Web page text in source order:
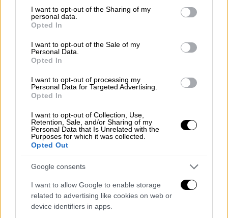
not limited to your visit or usage behaviour. You may click to
grant or deny consent to Google and its third-party tags to
use your data for below specified purposes in below Google
consent section.
I want to opt-out of the Sharing of my
personal data.
Opted In
I want to opt-out of the Sale of my
Personal Data.
Opted In
I want to opt-out of processing my
Personal Data for Targeted Advertising.
Opted In
I want to opt-out of Collection, Use,
Retention, Sale, and/or Sharing of my
Personal Data that Is Unrelated with the
Purposes for which it was collected.
Opted Out
Google consents
I want to allow Google to enable storage
related to advertising like cookies on web or
device identifiers in apps.
του ΙΧ τραυματίστηκε ελαφρά.
Ένας νεκρός στο Χαλάνδρι
Χαλάνδρι,αυτοκίνητο συγκρούστηκε με
μοτοσικλέτα, στην οδό